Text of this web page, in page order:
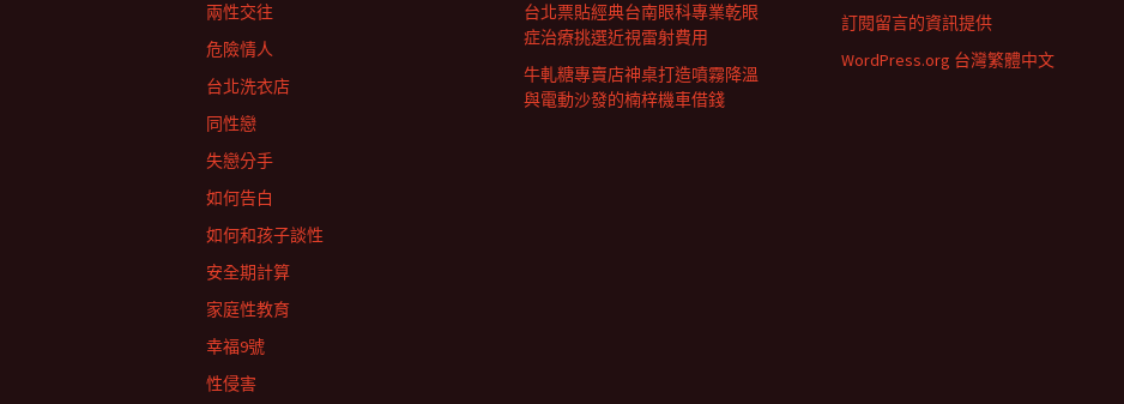
台北票貼經典台南眼科專業乾眼
症治療挑選近視雷射費用
牛軋糖專賣店神桌打造噴霧降溫
與電動沙發的楠梓機車借錢
兩性交往
危險情人
台北洗衣店
同性戀
失戀分手
如何告白
如何和孩子談性
安全期計算
家庭性教育
幸福9號
性侵害
訂閱留言的資訊提供
WordPress.org 台灣繁體中文